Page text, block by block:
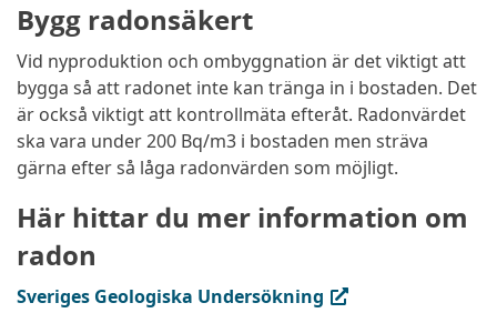
Bygg radonsäkert
Vid nyproduktion och ombyggnation är det viktigt att
bygga så att radonet inte kan tränga in i bostaden. Det
är också viktigt att kontrollmäta efteråt. Radonvärdet
ska vara under 200 Bq/m3 i bostaden men sträva
gärna efter så låga radonvärden som möjligt.
Här hittar du mer information om
radon
Sveriges Geologiska Undersökning
(extern länk, öppnas i ny flik)